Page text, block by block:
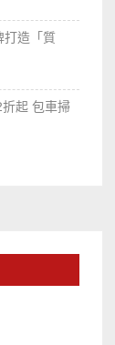
打造「質
起 包車掃